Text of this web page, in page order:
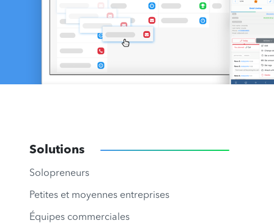
Solutions
Solopreneurs
Petites et moyennes entreprises
Équipes commerciales